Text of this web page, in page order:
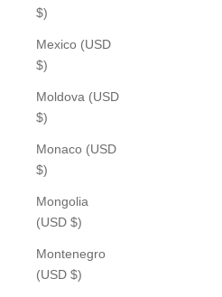
$)
Mexico (USD
$)
Moldova (USD
$)
Monaco (USD
$)
Mongolia
(USD $)
Montenegro
(USD $)